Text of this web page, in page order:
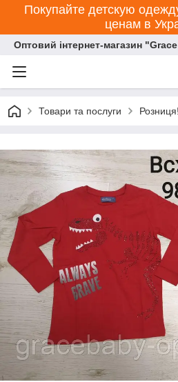
Покупайте детскую
ценам в
Оптовий інтернет-магазин
Товари та послуги